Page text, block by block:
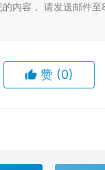
内容， 请发送邮件
赞 (0)